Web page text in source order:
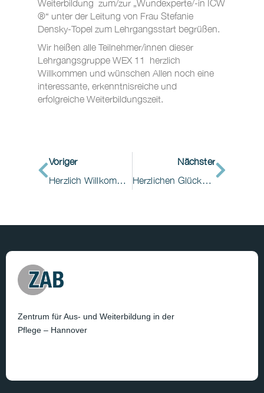
Weiterbildung zum/zur „Wundexperte/-in ICW
®“ unter der Leitung von Frau Stefanie
Densky-Topel zum Lehrgangsstart begrüßen.
Wir heißen alle Teilnehmer/innen dieser
Lehrgangsgruppe WEX 11 herzlich
Willkommen und wünschen Allen noch eine
interessante, erkenntnisreiche und
erfolgreiche Weiterbildungszeit.
Voriger
Herzlich Willkommen!
Nächster
Herzlichen Glückwunsch zum erfolgreichen Abschluss der Weiterbildung zum/zur „Praxisanleiter/-in“!
Zentrum für Aus- und Weiterbildung in der
Pflege – Hannover